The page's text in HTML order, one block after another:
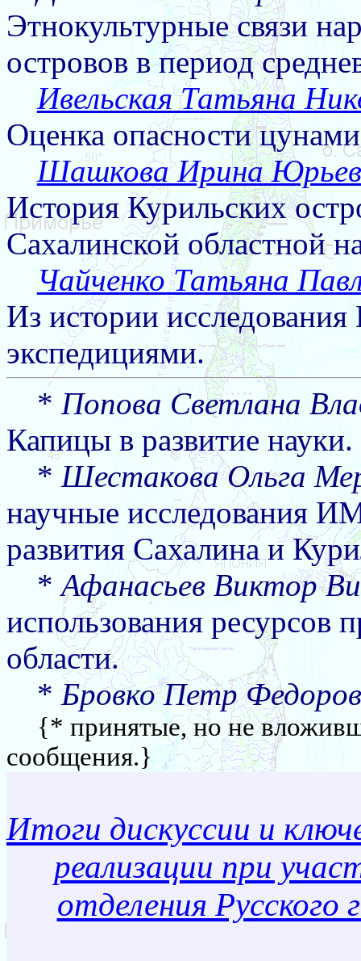
Этнокультурные связи
островов в период
Ивельская Татьяна
Оценка опасности
Шашкова Ирина
История Курильских
Сахалинской областной
Чайченко Татьяна
Из истории
экспедициями.
* Попова Светлана
Капицы в развитие науки.
* Шестакова Ольга
научные исследования
развития Сахалина и
*Афанасьев Виктор
использования ресурсов
области.
*Бровко Петр
{* принятые, но не
сообщения.}
Итоги дискуссии и
реализации при
отделения Русского